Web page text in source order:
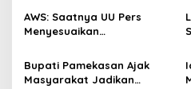
Selesai Akhir Juli 2026
AWS: Saatnya UU Pers
Menyesuaikan
Digital dan AI
Bupati Pamekasan Ajak
Masyarakat Jadikan